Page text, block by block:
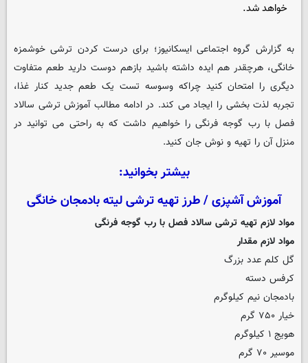
خواهد شد.
به گزارش گروه اجتماعیایسکانیوز؛ برای درست کردن ترشی خوشمزه
خانگی، هرچقدر هم ایده داشته باشید بازهم دوست دارید طعم متفاوت
دیگری را امتحان کنید چراکه وسوسه تست یک طعم جدید کنار غذا،
تجربه لذت بخشی را ایجاد می کند. در ادامه مطالب آموزش ترشی سالاد
فصل با رب گوجه فرنگی را خواهیم داشت که به راحتی می توانید در
منزل آن را تهیه و نوش جان کنید.
بیشتر بخوانید:
آموزش آشپزی / طرز تهیه ترشی لیته‌ بادمجان خانگی
مواد لازم تهیه ترشی سالاد فصل با رب گوجه فرنگی
مواد لازم مقدار
گل کلم عدد بزرگ
کرفس دسته
بادمجان نیم کیلوگرم
خیار ۷۵۰ گرم
هویج ۱ کیلوگرم
موسیر ۷۰ گرم